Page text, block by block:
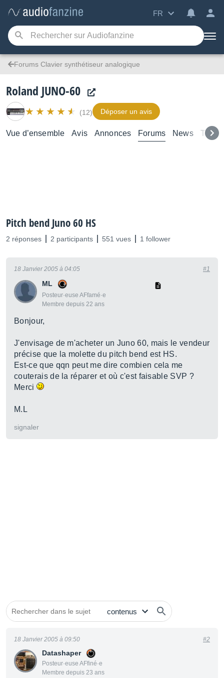
FR
Forums Clavier synthétiseur analogique
Roland JUNO-60
(12) Déposer un avis
Vue d’ensemble Avis Annonces Forums News Test
Pitch bend Juno 60 HS
2 réponses 2 participants 551 vues 1 follower
ML
Posteur·euse AFfamé·e
Membre depuis 22 ans
18 Janvier 2005 à 04:05 #1
Bonjour,
J'envisage de m'acheter un Juno 60, mais le vendeur
précise que la molette du pitch bend est HS.
Est-ce que qqn peut me dire combien cela me
couterais de la réparer et où c'est faisable SVP ?
Merci
M.L
signaler
Datashaper
Posteur·euse AFfiné·e
Membre depuis 23 ans
18 Janvier 2005 à 09:50 #2